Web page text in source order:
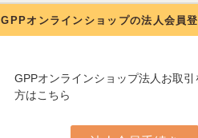
GPPオンラインショップの法人会員
GPPオンラインショップ法人お取
方はこちら